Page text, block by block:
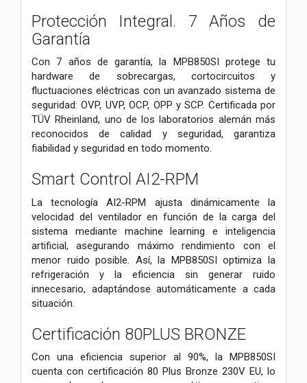
Protección Integral. 7 Años de
Garantía
Con 7 años de garantía, la MPB850SI protege tu
hardware de sobrecargas, cortocircuitos y
fluctuaciones eléctricas con un avanzado sistema de
seguridad: OVP, UVP, OCP, OPP y SCP. Certificada por
TÜV Rheinland, uno de los laboratorios alemán más
reconocidos de calidad y seguridad, garantiza
fiabilidad y seguridad en todo momento.
Smart Control AI2-RPM
La tecnología AI2-RPM ajusta dinámicamente la
velocidad del ventilador en función de la carga del
sistema mediante machine learning e inteligencia
artificial, asegurando máximo rendimiento con el
menor ruido posible. Así, la MPB850SI optimiza la
refrigeración y la eficiencia sin generar ruido
innecesario, adaptándose automáticamente a cada
situación.
Certificación 80PLUS BRONZE
Con una eficiencia superior al 90%, la MPB850SI
cuenta con certificación 80 Plus Bronze 230V EU, lo